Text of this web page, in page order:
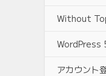
Without
WordPress
アカウント